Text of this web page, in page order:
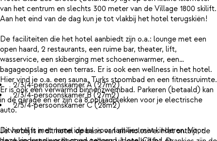
van het centrum en slechts 300 meter van de Village 1800 skilift.
Aan het eind van de dag kun je tot vlakbij het hotel terugskiën!
De faciliteiten die het hotel aanbiedt zijn o.a.: lounge met een
open haard, 2 restaurants, een ruime bar, theater, lift,
wasservice, een skiberging met schoenenwarmer, een
bagageopslag en een terras. Er is ook een wellness in het hotel.
Hier vind je o.a. een sauna, Turks stoombad en een fitnessruimte.
Er is ook een verwarmd binnenzwembad. Parkeren (betaald) kan
in de garage en er zijn ca 8 oplaadplekken voor je electrische
auto.
Dit hotel is met name ideaal voor families met kinderen. Voor
2/3/4-persoonskamer A (27m2)
2/3/4-persoonskamer B (27m2)
2/3/4-persoonskamer C (28m2)
Je verblijft in dit hotel op basis van all-inclusive. Het ontbijt, de